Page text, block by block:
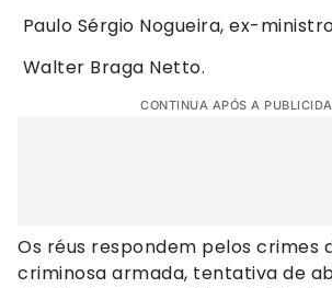
Paulo Sérgio Nogueira, ex-
Walter Braga Netto.
CONTINUA APÓS A
Os réus respondem pelos crimes
criminosa armada, tentativa de